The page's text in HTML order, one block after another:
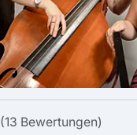
(13 Bewertungen)